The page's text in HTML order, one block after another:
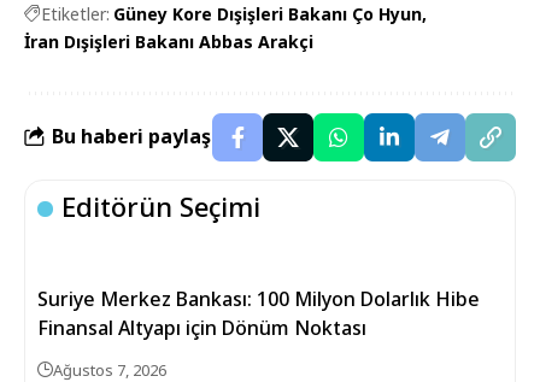
Etiketler: Güney Kore Dışişleri Bakanı Ço Hyun
İran Dışişleri Bakanı Abbas Arakçi
Bu haberi paylaş
Editörün Seçimi
Suriye Merkez Bankası: 100 Milyon Dolarlık Hibe
Finansal Altyapı için Dönüm Noktası
Ağustos 7, 2026